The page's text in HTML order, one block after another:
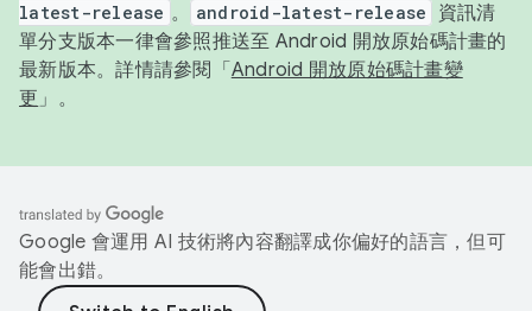
latest-release 。 android-latest-release
資訊清
單分支版本一律會參照推送至 Android 開放原始碼計畫的
最新版本。詳情請參閱「 Android 開放原始碼計畫變
更 」。
Google 會運用 AI 技術將內容翻譯成你偏好的語言，但可
能會出錯。